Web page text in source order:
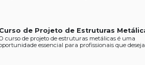
Curso de Projeto de Estruturas
curso de projeto de estruturas metálicas é uma
essencial para profissionais que